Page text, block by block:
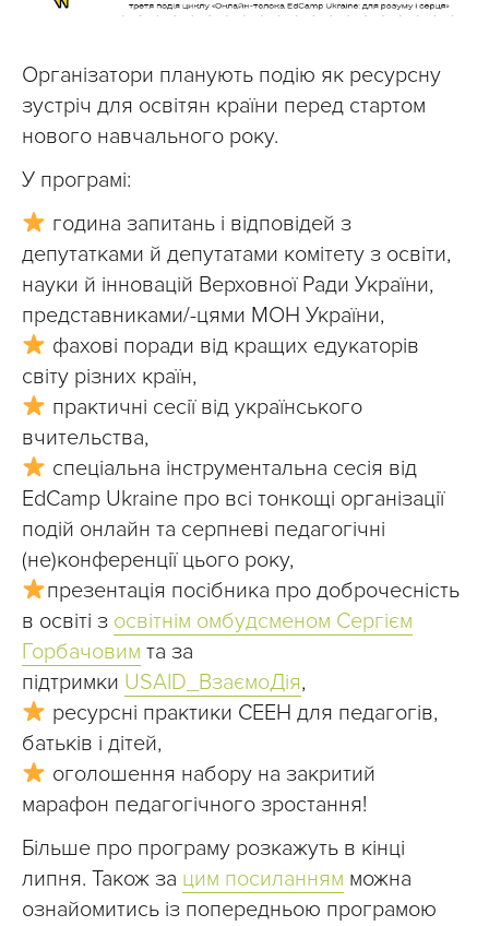
Організатори планують подію як ресурсну
зустріч для освітян країни перед стартом
нового навчального року.
У програмі:
година запитань і відповідей з
депутатками й депутатами комітету з освіти,
науки й інновацій Верховної Ради України,
представниками/-цями МОН України,
фахові поради від кращих едукаторів
світу різних країн,
практичні сесії від українського
вчительства,
спеціальна інструментальна сесія від
EdCamp Ukraine про всі тонкощі організації
подій онлайн та серпневі педагогічні
(не)конференції цього року,
презентація посібника про доброчесність
в освіті з освітнім омбудсменом Сергієм
Горбачовим та за
підтримки USAID_ВзаємоДія,
ресурсні практики СЕЕН для педагогів,
батьків і дітей,
оголошення набору на закритий
марафон педагогічного зростання!
Більше про програму розкажуть в кінці
липня. Також за цим посиланням можна
ознайомитись із попередньою програмою